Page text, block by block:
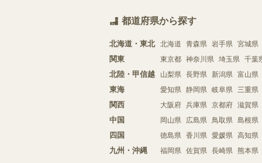
都道府県から探す
北海道・東北 北海道 青森県 岩手県 宮城県
関東 東京都 神奈川県 埼玉県 千葉
北陸・甲信越 山梨県 長野県 新潟県 富山県
東海 愛知県 静岡県 岐阜県 三重県
関西 大阪府 兵庫県 京都府 滋賀県
中国 岡山県 広島県 鳥取県 島根県
四国 徳島県 香川県 愛媛県 高知県
九州・沖縄 福岡県 佐賀県 長崎県 熊本県